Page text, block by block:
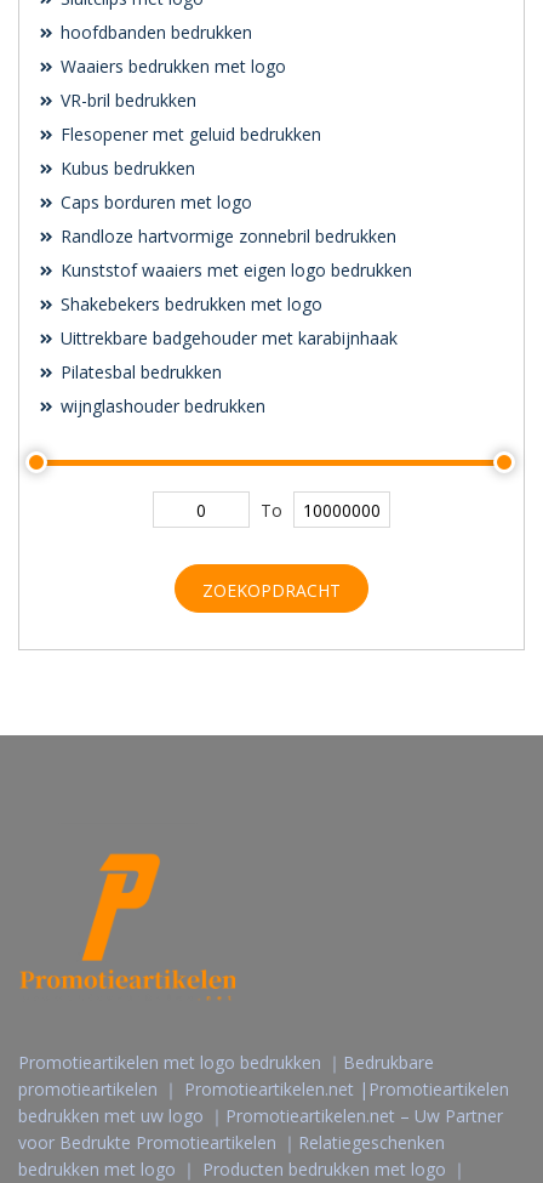
hoofdbanden bedrukken
Waaiers bedrukken met logo
VR-bril bedrukken
Flesopener met geluid bedrukken
Kubus bedrukken
Caps borduren met logo
Randloze hartvormige zonnebril bedrukken
Kunststof waaiers met eigen logo bedrukken
Shakebekers bedrukken met logo
Uittrekbare badgehouder met karabijnhaak
Pilatesbal bedrukken
wijnglashouder bedrukken
To
ZOEKOPDRACHT
Promotieartikelen met logo bedrukken ｜Bedrukbare
promotieartikelen ｜ Promotieartikelen.net |Promotieartikelen
bedrukken met uw logo ｜Promotieartikelen.net – Uw Partner
voor Bedrukte Promotieartikelen ｜Relatiegeschenken
bedrukken met logo ｜ Producten bedrukken met logo ｜